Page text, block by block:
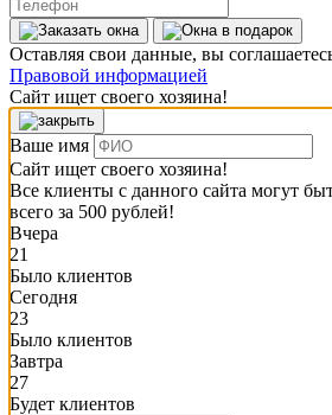
Оставляя свои данные, вы
Правовой информацией
Сайт ищет своего хозяина!
Ваше имя
Сайт ищет своего хозяина!
Все клиенты с данного сайта могут
всего за 500 рублей!
Вчера
21
Было клиентов
Сегодня
23
Было клиентов
Завтра
27
Будет клиентов